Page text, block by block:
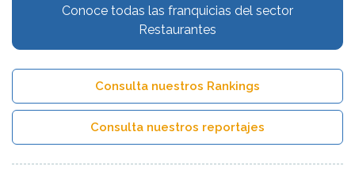
Conoce todas las franquicias del sector
Restaurantes
Consulta nuestros Rankings
Consulta nuestros reportajes